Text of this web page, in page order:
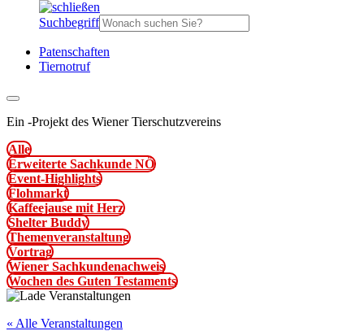
Suchbegriff
Patenschaften
Tiernotruf
Ein -Projekt des Wiener Tierschutzvereins
Alle
Erweiterte Sachkunde NÖ
Event-Highlights
Flohmarkt
Kaffeejause mit Herz
Shelter Buddy
Themenveranstaltung
Vortrag
Wiener Sachkundenachweis
Wochen des Guten Testaments
« Alle Veranstaltungen